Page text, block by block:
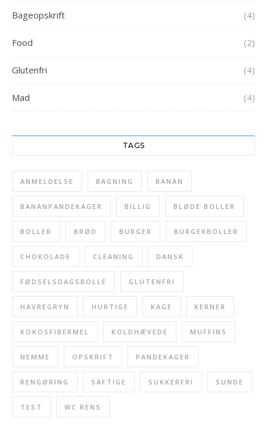
Bageopskrift (4)
Food (2)
Glutenfri (4)
Mad (4)
TAGS
ANMELDELSE BAGNING BANAN
BANANPANDEKAGER BILLIG BLØDE BOLLER
BOLLER BRØD BURGER BURGERBOLLER
CHOKOLADE CLEANING DANSK
FØDSELSDAGSBOLLE GLUTENFRI
HAVREGRYN HURTIGE KAGE KERNER
KOKOSFIBERMEL KOLDHÆVEDE MUFFINS
NEMME OPSKRIFT PANDEKAGER
RENGØRING SAFTIGE SUKKERFRI SUNDE
TEST WC RENS